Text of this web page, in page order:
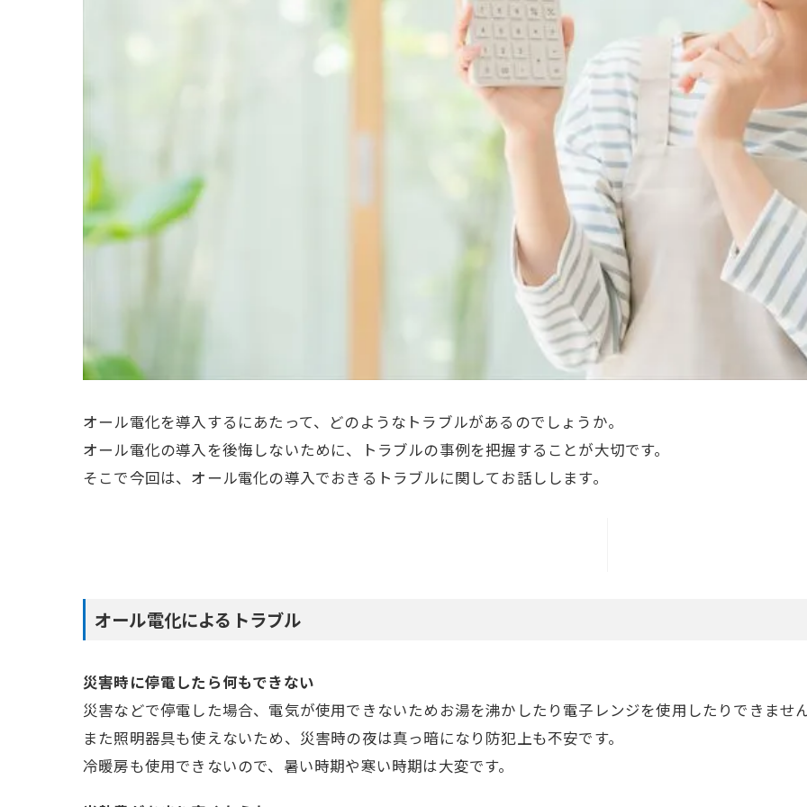
オール電化を導入するにあたって、どのようなトラブルがあるのでしょうか。
オール電化の導入を後悔しないために、トラブルの事例を把握することが大切です。
そこで今回は、オール電化の導入でおきるトラブルに関してお話しします。
オール電化によるトラブル
災害時に停電したら何もできない
災害などで停電した場合、電気が使用できないためお湯を沸かしたり電子レンジを使用したりできませ
また照明器具も使えないため、災害時の夜は真っ暗になり防犯上も不安です。
冷暖房も使用できないので、暑い時期や寒い時期は大変です。